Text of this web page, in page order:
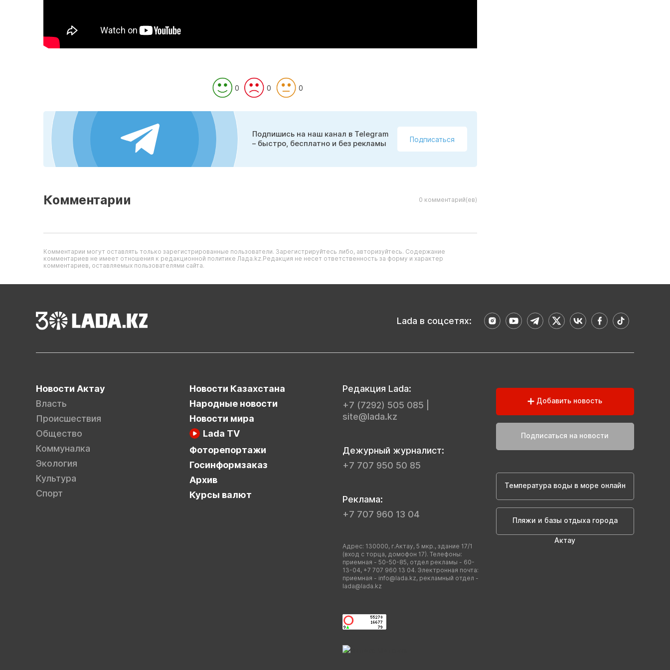
0 0 0
Подпишись на наш канал в Telegram
– быстро, бесплатно и без рекламы
Подписаться
Комментарии 0 комментарий(ев)
Комментарии могут оставлять только зарегистрированные пользователи. Зарегистрируйтесь либо, авторизуйтесь. Содержание
комментариев не имеет отношения к редакционной политике Лада.kz.Редакция не несет ответственность за форму и характер
комментариев, оставляемых пользователями сайта.
Lada в соцсетях:
Новости Актау
Власть
Происшествия
Общество
Коммуналка
Экология
Культура
Спорт
Новости Казахстана
Народные новости
Новости мира
Lada TV
Фоторепортажи
Госинформзаказ
Архив
Курсы валют
Редакция Lada:
+7 (7292) 505 085
site@lada.kz
Дежурный журналист:
+7 707 950 50 85
Реклама:
+7 707 960 13 04
Адрес: 130000, г.Актау, 5 мкр., здание 17/1
(вход с торца, домофон 17). Телефоны:
приемная - 50-50-85, отдел рекламы - 60-
13-04, +7 707 960 13 04. Электронная почта:
приемная - info@lada.kz, рекламный отдел -
lada@lada.kz
Добавить новость
Подписаться на новости
Температура воды в море онлайн
Пляжи и базы отдыха города
Актау